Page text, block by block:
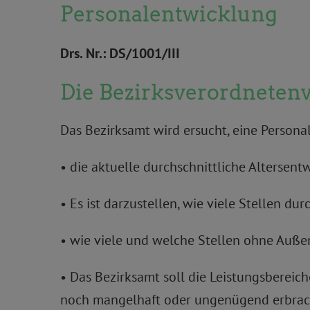
Personalentwicklung
Drs. Nr.: DS/1001/III
Die
Das Bezirksamt wird ersucht, eine
• die aktuelle durchschnittliche
• Es ist darzustellen, wie viele Stellen
• wie viele und welche Stellen ohne
• Das Bezirksamt soll die
noch mangelhaft oder ungenügend